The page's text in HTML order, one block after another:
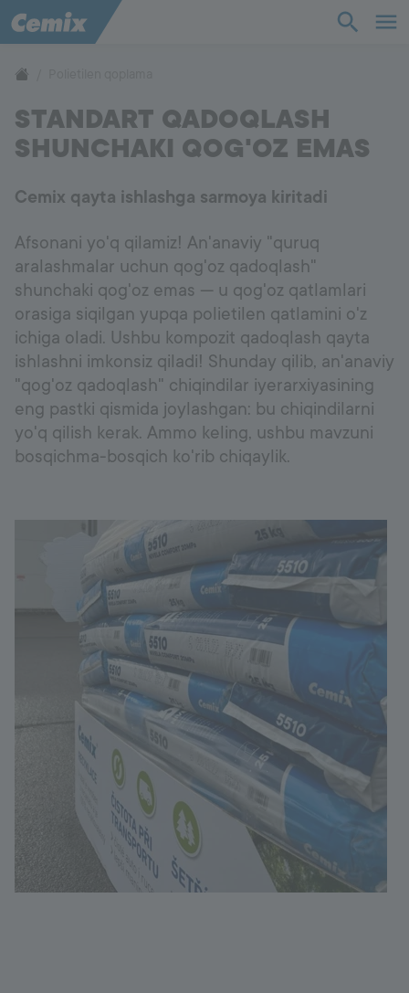
Yechimlar
Biz haqimizda
Aloqa
Ish o'rinlari
Ishonch raqami +998 77 294 09 09
Uzbekistan
STANDART QADOQLASH
SHUNCHAKI QOG'OZ EMAS
Cemix qayta ishlashga sarmoya kiritadi
Afsonani yo'q qilamiz! An'anaviy "quruq
aralashmalar uchun qog'oz qadoqlash"
shunchaki qog'oz emas — u qog'oz qatlamlari
orasiga siqilgan yupqa polietilen qatlamini o'z
ichiga oladi. Ushbu kompozit qadoqlash qayta
ishlashni imkonsiz qiladi! Shunday qilib, an'anaviy
"qog'oz qadoqlash" chiqindilar iyerarxiyasining
eng pastki qismida joylashgan: bu chiqindilarni
yo'q qilish kerak. Ammo keling, ushbu mavzuni
bosqichma-bosqich ko'rib chiqaylik.